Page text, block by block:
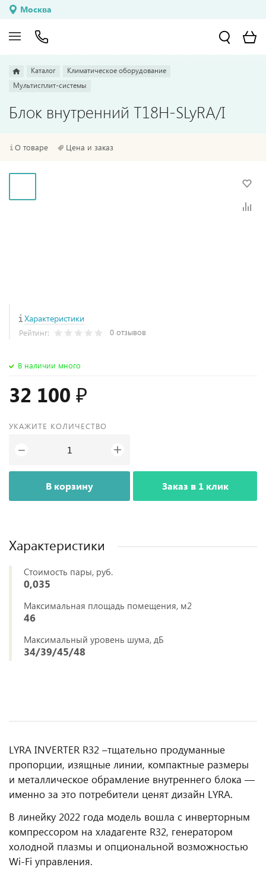
Москва
Каталог
Климатическое оборудование
Мультисплит-системы
Блок внутренний T18H-SLyRA/I
О товаре Цена и заказ
Характеристики
Рейтинг: 0 отзывов
В наличии много
32 100 ₽
УКАЖИТЕ КОЛИЧЕСТВО
− +
В корзину Заказ в 1 клик
Характеристики
Стоимость пары, руб.
0,035
Максимальная площадь помещения, м2
46
Максимальный уровень шума, дБ
34/39/45/48
LYRA INVERTER R32 –тщательно продуманные
пропорции, изящные линии, компактные размеры
и металлическое обрамление внутреннего блока —
именно за это потребители ценят дизайн LYRA.
В линейку 2022 года модель вошла с инверторным
компрессором на хладагенте R32, генератором
холодной плазмы и опциональной возможностью
Wi-Fi управления.